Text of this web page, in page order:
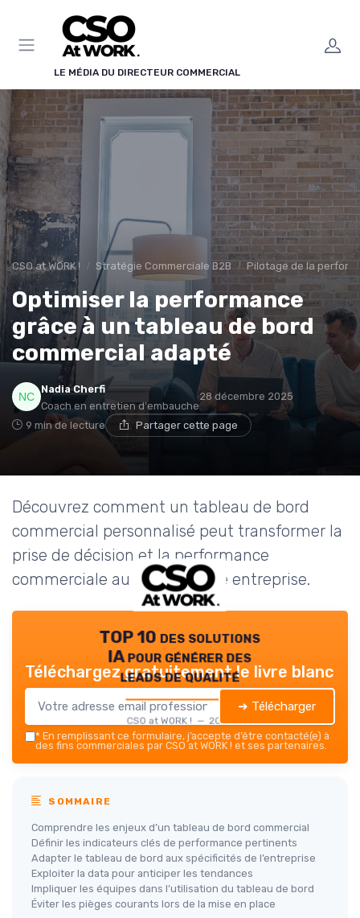
LE MÉDIA DU DIRECTEUR COMMERCIAL
CSO at WORK ! Stratégie Commerciale B2B Pilotage de la
Optimiser la performance
grâce à un tableau de bord
commercial adapté
Nadia Cherfi
Coach en entretien d'embauche
28 décembre 2025
9 min de lecture Partager cette page
Découvrez comment un tableau de bord
commercial personnalisé peut transformer la
prise de décision et la performance
commerciale au sein de votre entreprise.
TOP 10 des solutions
IA pour générer des
leads de qualité
CSO at WORK ! — 2026
Téléchargez gratuitement le livre blanc
➔ Télécharger
* En remplissant ce formulaire, j’accepte d’être contacté(e) à
des fins commerciales par CSO at WORK ! et ses partenaires.
SOMMAIRE
Comprendre les enjeux d’un tableau de bord commercial
Définir les indicateurs clés de performance pertinents
Adapter le tableau de bord aux spécificités de l’entreprise
Exploiter la data pour anticiper les tendances
Impliquer les équipes dans l’utilisation du tableau de bord
Éviter les pièges courants lors de la mise en place